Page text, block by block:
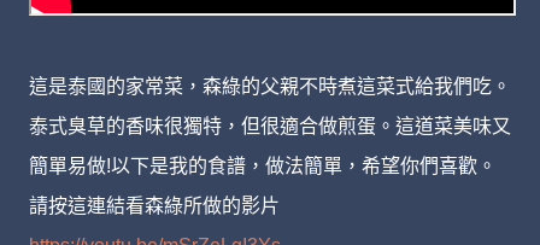
這是泰國的家常菜，森綠的父親不時煮這菜式給我們吃。
泰式臭草的香味很獨特，但很適合做煎蛋。這道菜美味又
簡單易做!以下是我的食譜，做法簡單，希望你們喜歡。
請按這連結看森綠所做的影片